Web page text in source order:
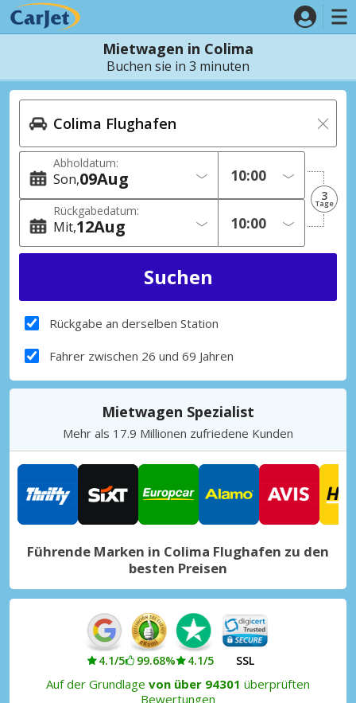
Mietwagen in Colima
Buchen sie in 3 minuten
Abholdatum:
Son 09Aug
Rückgabedatum:
Mit 12Aug
3
Tage
Rückgabe an derselben Station
Fahrer zwischen 26 und 69 Jahren
Mietwagen Spezialist
Mehr als 17.9 Millionen zufriedene Kunden
Führende Marken in Colima Flughafen zu den
besten Preisen
4.1/5 99.68% 4.1/5 SSL
Auf der Grundlage von über 94301 überprüften
Bewertungen